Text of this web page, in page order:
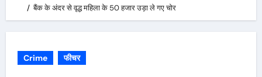
बैंक के अंदर से वृद्ध महिला के 50 हजार उड़ा ले गए चोर
Crime फीचर